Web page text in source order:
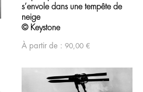
s’envole dans une tempête de
neige
© Keystone
À partir de : 90,00 €